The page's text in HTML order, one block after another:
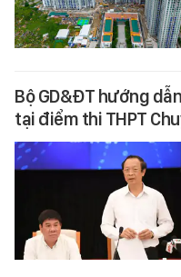
Bộ GD&ĐT hướng
tại điểm thi THPT